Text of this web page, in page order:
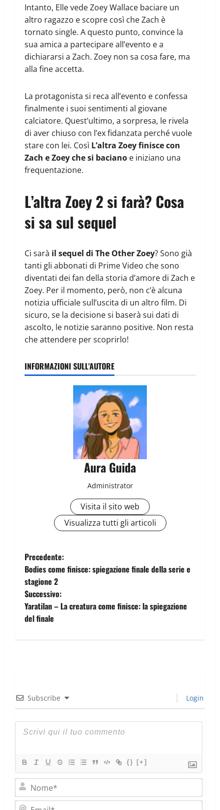
Intanto, Elle vede Zoey Wallace baciare un
altro ragazzo e scopre così che Zach è
tornato single. A questo punto, convince la
sua amica a partecipare all’evento e a
dichiararsi a Zach. Zoey non sa cosa fare, ma
alla fine accetta.
La protagonista si reca all’evento e confessa
finalmente i suoi sentimenti al giovane
calciatore. Quest’ultimo, a sorpresa, le rivela
di aver chiuso con l’ex fidanzata perché vuole
stare con lei. Così L’altra Zoey finisce con
Zach e Zoey che si baciano e iniziano una
frequentazione.
L’altra Zoey 2 si farà? Cosa
si sa sul sequel
Ci sarà il sequel di The Other Zoey? Sono già
tanti gli abbonati di Prime Video che sono
diventati dei fan della storia d’amore di Zach e
Zoey. Per il momento, però, non c’è alcuna
notizia ufficiale sull’uscita di un altro film. Di
sicuro, se la decisione si baserà sui dati di
ascolto, le notizie saranno positive. Non resta
che attendere per scoprirlo!
INFORMAZIONI SULL'AUTORE
Aura Guida
Administrator
Visita il sito web
Visualizza tutti gli articoli
Precedente:
Bodies come finisce: spiegazione finale della serie e
stagione 2
Successivo:
Yaratilan – La creatura come finisce: la spiegazione
del finale
Subscribe Login
{} [+]